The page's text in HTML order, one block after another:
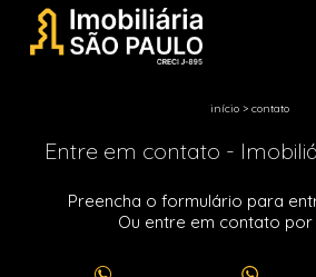
início> contato
Entre em contato -
Preencha o formulário para
Ou entre em contato